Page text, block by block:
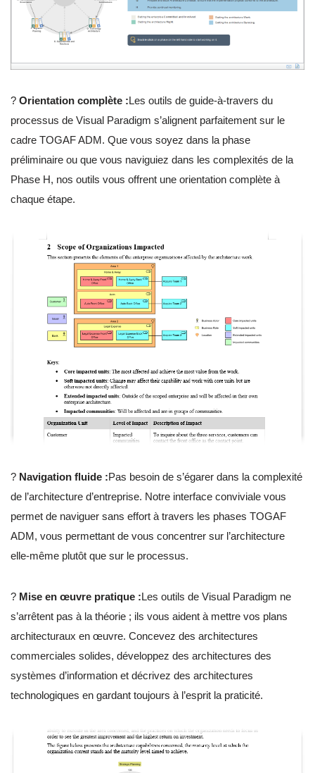
? Orientation complète :Les outils de guide-à-travers du
processus de Visual Paradigm s’alignent parfaitement sur le
cadre TOGAF ADM. Que vous soyez dans la phase
préliminaire ou que vous naviguiez dans les complexités de la
Phase H, nos outils vous offrent une orientation complète à
chaque étape.
? Navigation fluide :Pas besoin de s’égarer dans la complexité
de l’architecture d’entreprise. Notre interface conviviale vous
permet de naviguer sans effort à travers les phases TOGAF
ADM, vous permettant de vous concentrer sur l’architecture
elle-même plutôt que sur le processus.
?️ Mise en œuvre pratique :Les outils de Visual Paradigm ne
s’arrêtent pas à la théorie ; ils vous aident à mettre vos plans
architecturaux en œuvre. Concevez des architectures
commerciales solides, développez des architectures des
systèmes d’information et décrivez des architectures
technologiques en gardant toujours à l’esprit la praticité.